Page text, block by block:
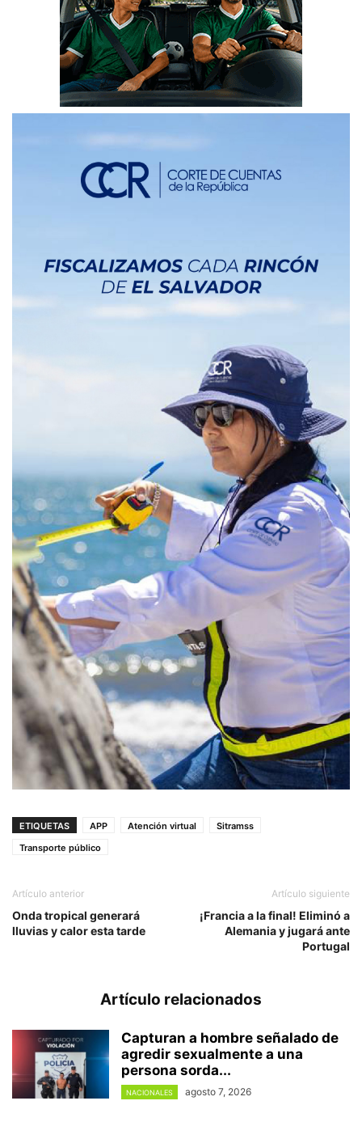
ETIQUETAS APP Atención virtual
Sitramss
Transporte público
Artículo anterior
Onda tropical generará
lluvias y calor esta tarde
Artículo siguiente
¡Francia a la final! Eliminó a
Alemania y jugará ante
Portugal
Artículo relacionados
Capturan a hombre señalado de
agredir sexualmente a una
persona sorda...
NACIONALES agosto 7, 2026